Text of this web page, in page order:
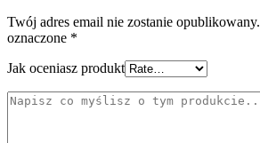
Twój adres email nie zostanie opublikowany.
oznaczone *
Jak oceniasz produkt